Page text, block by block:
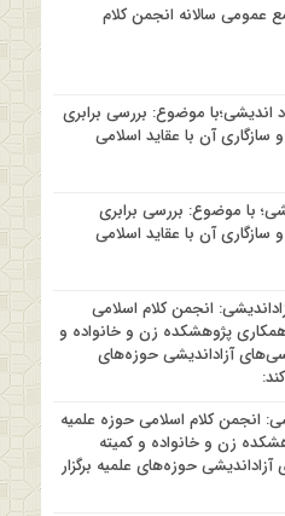
عمومی سالانه انجمن کلام
اندیشی؛با موضوع: بررسی برابری
سازگاری آن با عقاید اسلامی
با موضوع: بررسی برابری
سازگاری آن با عقاید اسلامی
انجمن کلام اسلامی
پژوهشکده زن و خانواده و
آزاداندیشی حوزه‌های
انجمن کلام اسلامی حوزه علمیه
زن و خانواده و کمیته
حوزه‌های علمیه برگزار